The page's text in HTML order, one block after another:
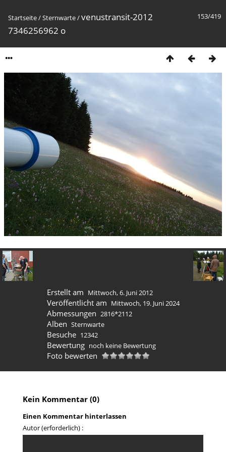
153/419
Startseite/Sternwarte/venustransit-2012
7346256962 o
Erstellt am Mittwoch, 6. Juni 2012
Veröffentlicht am Mittwoch, 19. Juni 2024
Abmessungen 2816*2112
Alben Sternwarte
Besuche 12342
Bewertung noch keine Bewertung
Foto bewerten
Kein Kommentar (0)
Einen Kommentar hinterlassen
Autor (erforderlich) :